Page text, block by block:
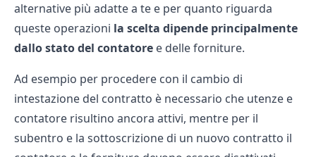
alternative più adatte a te e per quanto riguarda
queste operazioni la scelta dipende principalmente
dallo stato del contatore e delle forniture.
Ad esempio per procedere con il cambio di
intestazione del contratto è necessario che utenze e
contatore risultino ancora attivi, mentre per il
subentro e la sottoscrizione di un nuovo contratto il